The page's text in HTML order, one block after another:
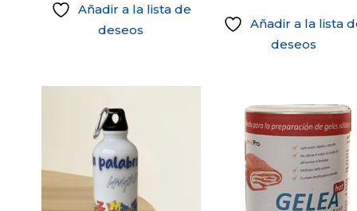
Añadir a la lista de
deseos
Añadir a la lista
deseos